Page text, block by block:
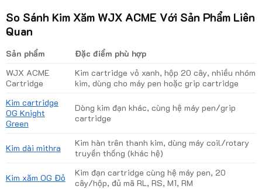
So Sánh Kim Xăm WJX ACME Với Sản Phẩm Liên
Quan
Sản phẩm
Đặc điểm phù hợp
WJX ACME
Cartridge
Kim cartridge vỏ xanh, hộp 20 cây, nhiều nhóm
kim, dùng cho máy pen hoặc grip cartridge
Kim cartridge
OG Knight
Green
Dòng kim đạn khác, cùng hệ máy pen/grip
cartridge
Kim dài mithra
Kim hàn trên thanh kim, dùng máy coil/rotary
truyền thống (khác hệ)
Kim xăm OG Đỏ
Kim đạn cartridge cùng hệ máy pen, 20
cây/hộp, đủ mã RL, RS, M1, RM